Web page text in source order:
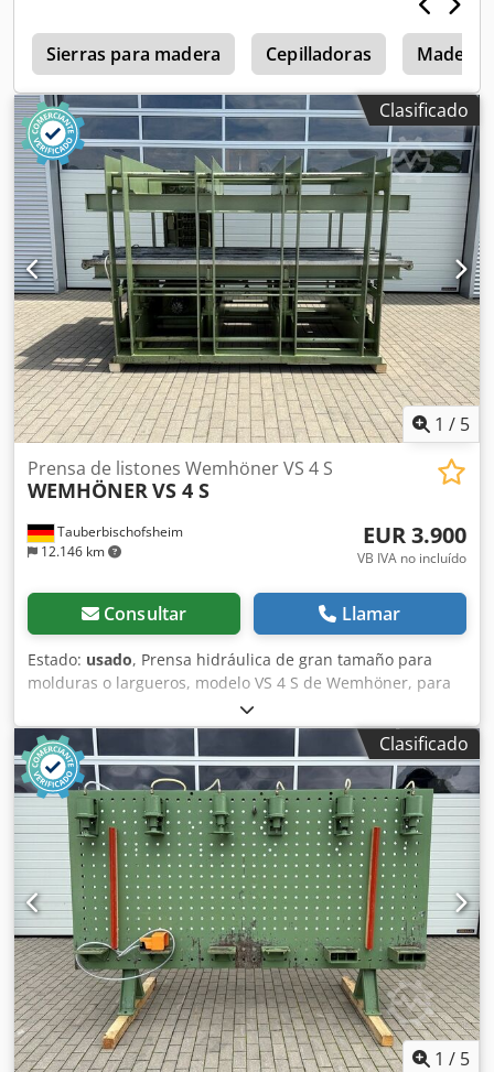
Sierras para madera Cepilladoras Madera
Clasificado
1 / 5
Tauberbischofsheim
12.146 km
Prensa de listones Wemhöner VS 4 S
WEMHÖNERVS 4 S
EUR 3.900
VB IVA no incluído
Consultar Llamar
Estado: usado, Prensa hidráulica de gran tamaño para
molduras o largueros, modelo VS 4 S de Wemhöner, para
enchapado de molduras, encolado de maderas u otras
tareas de prensado. Csdpfx Amszryzcskjrf La prensa
cuenta con cuatro superficies de prensado,
independientes y controlables entre sí. Incluye desmontaje
y carga. Fecha de carga fija: 15.06.2026. También
disponible máquina para aplicar adhesivo. Datos técnicos:
- Longitud útil: 3.090 mm - Presión de prensado: máx. 104
toneladas
Clasificado
1 / 5